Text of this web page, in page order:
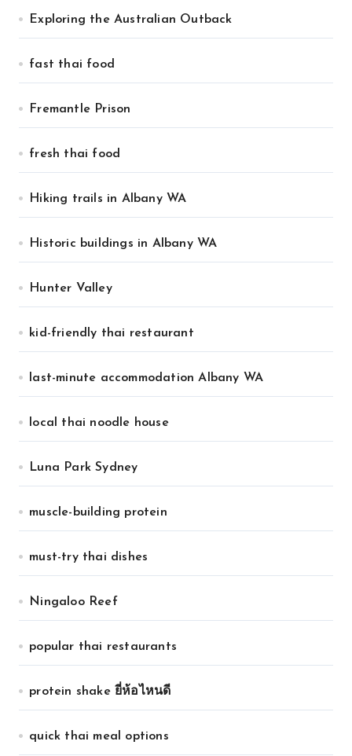
Exploring the Australian Outback
fast thai food
Fremantle Prison
fresh thai food
Hiking trails in Albany WA
Historic buildings in Albany WA
Hunter Valley
kid-friendly thai restaurant
last-minute accommodation Albany WA
local thai noodle house
Luna Park Sydney
muscle-building protein
must-try thai dishes
Ningaloo Reef
popular thai restaurants
protein shake ยี่ห้อไหนดี
quick thai meal options